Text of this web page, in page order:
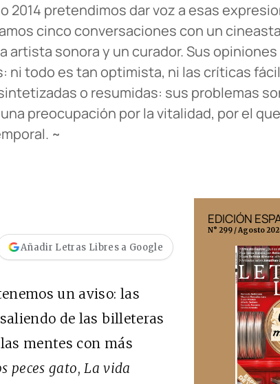
2014 pretendimos dar voz a esas
cinco conversaciones con un
sonora y un curador. Sus
ni todo es tan optimista, ni las críticas
o resumidas: sus problemas
preocupación por la vitalidad, por el
~
Añadir Letras Libres a Google
un aviso: las
de las billeteras
mentes con más
peces gato,La vida
EDICIÓN
N° 299 / Agosto